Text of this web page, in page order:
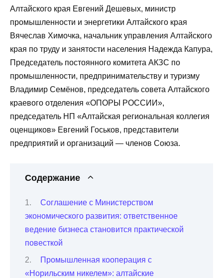
Алтайского края Евгений Дешевых, министр
промышленности и энергетики Алтайского края
Вячеслав Химочка, начальник управления Алтайского
края по труду и занятости населения Надежда Капура,
Председатель постоянного комитета АКЗС по
промышленности, предпринимательству и туризму
Владимир Семёнов, председатель совета Алтайского
краевого отделения «ОПОРЫ РОССИИ»,
председатель НП «Алтайская региональная коллегия
оценщиков» Евгений Госьков, представители
предприятий и организаций — членов Союза.
Содержание
Соглашение с Министерством
экономического развития: ответственное
ведение бизнеса становится практической
повесткой
Промышленная кооперация с
«Норильским никелем»: алтайские